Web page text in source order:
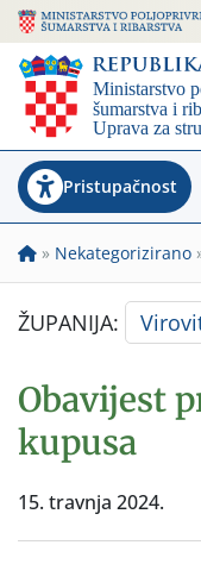
Pristupačnost
» Nekategorizirano
ŽUPANIJA:
Obavijest
kupusa
15. travnja 2024.